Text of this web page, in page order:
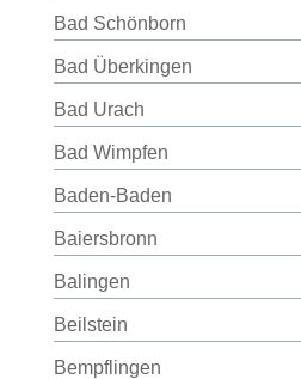
Bad Schönborn
Bad Überkingen
Bad Urach
Bad Wimpfen
Baden-Baden
Baiersbronn
Balingen
Beilstein
Bempflingen